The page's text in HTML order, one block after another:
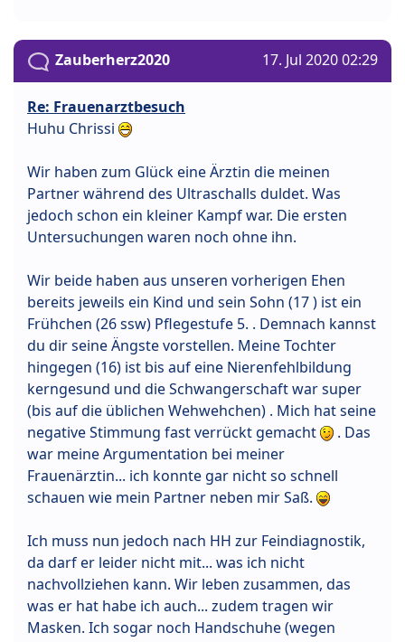
Zauberherz2020 17. Jul 2020 02:29
Re: Frauenarztbesuch
Huhu Chrissi
Wir haben zum Glück eine Ärztin die meinen
Partner während des Ultraschalls duldet. Was
jedoch schon ein kleiner Kampf war. Die ersten
Untersuchungen waren noch ohne ihn.
Wir beide haben aus unseren vorherigen Ehen
bereits jeweils ein Kind und sein Sohn (17 ) ist ein
Frühchen (26 ssw) Pflegestufe 5. . Demnach kannst
du dir seine Ängste vorstellen. Meine Tochter
hingegen (16) ist bis auf eine Nierenfehlbildung
kerngesund und die Schwangerschaft war super
(bis auf die üblichen Wehwehchen) . Mich hat seine
negative Stimmung fast verrückt gemacht
. Das
war meine Argumentation bei meiner
Frauenärztin... ich konnte gar nicht so schnell
schauen wie mein Partner neben mir Saß.
Ich muss nun jedoch nach HH zur Feindiagnostik,
da darf er leider nicht mit... was ich nicht
nachvollziehen kann. Wir leben zusammen, das
was er hat habe ich auch... zudem tragen wir
Masken. Ich sogar noch Handschuhe (wegen